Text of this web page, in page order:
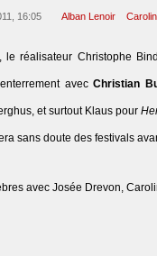
16:05 Alban Lenoir
, le réalisateur Christophe
avecChristian
et surtout Klaus pour
sans doute des festivals
avec Josée Drevon,